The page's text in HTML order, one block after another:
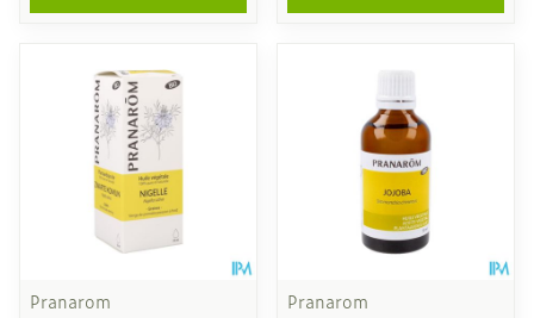
Pranarom
Pranarom